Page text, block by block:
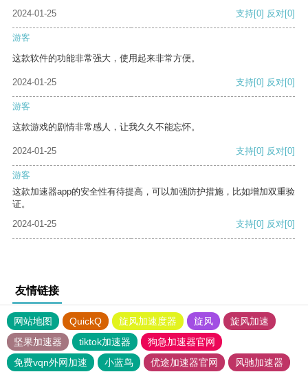
2024-01-25
支持[0] 反对[0]
游客
这款软件的功能非常强大，使用起来非常方便。
2024-01-25 支持[0] 反对[0]
游客
这款游戏的剧情非常感人，让我久久不能忘怀。
2024-01-25 支持[0] 反对[0]
游客
这款加速器app的安全性有待提高，可以加强防护措施，比如增加双重验
证。
2024-01-25
支持[0] 反对[0]
友情链接
网站地图 QuickQ 旋风加速度器 旋风
旋风加速
坚果加速器
tiktok加速器
狗急加速器官网
免费vqn外网加速
小蓝鸟 优途加速器官网 风驰加速器